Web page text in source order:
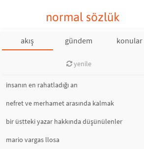
normal sözlük
akış gündem konular
yenile
insanın en rahatladığı an
nefret ve merhamet arasında kalmak
bir üstteki yazar hakkında düşünülenler
mario vargas llosa